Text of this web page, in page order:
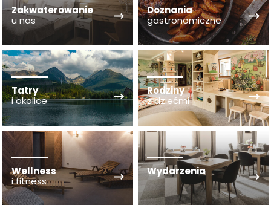
Zakwaterowanie
u nas
Doznania
gastronomiczne
Tatry
i okolice
Rodziny
z dziećmi
Wellness
i fitness
Wydarzenia